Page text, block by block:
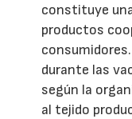
constituye
productos
durante las
según la
al tejido